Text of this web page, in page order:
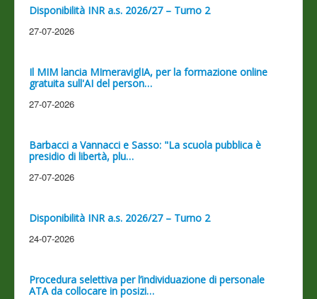
Disponibilità INR a.s. 2026/27 – Turno 2
27-07-2026
Il MIM lancia MImeraviglIA, per la formazione online
gratuita sull'AI del person…
27-07-2026
Barbacci a Vannacci e Sasso: "La scuola pubblica è
presidio di libertà, plu…
27-07-2026
Disponibilità INR a.s. 2026/27 – Turno 2
24-07-2026
Procedura selettiva per l’individuazione di personale
ATA da collocare in posizi…